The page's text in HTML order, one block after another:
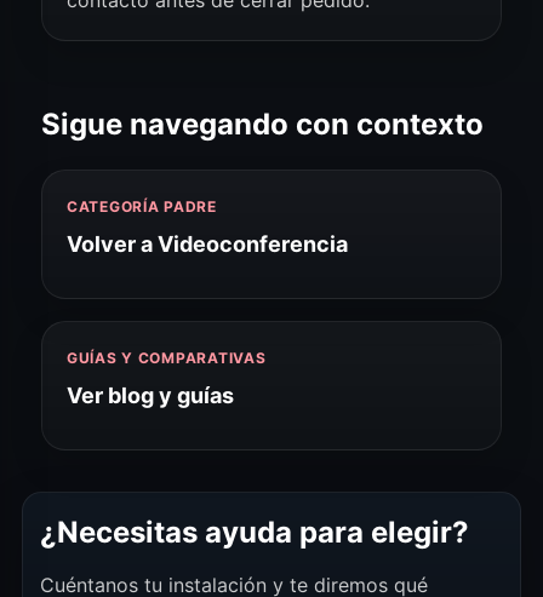
Sigue navegando con contexto
CATEGORÍA PADRE
Volver a Videoconferencia
GUÍAS Y COMPARATIVAS
Ver blog y guías
¿Necesitas ayuda para elegir?
Cuéntanos tu instalación y te diremos qué